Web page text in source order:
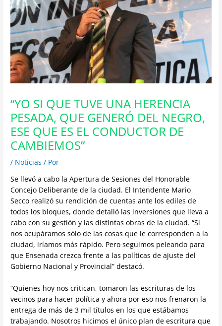
“YO SI QUE TUVE UNA HERENCIA
PESADA, QUE GENERÓ DEL NEGRO,
ESE QUE ES EL CONDUCTOR DE
CAMBIEMOS”
/ Noticias / Por
Se llevó a cabo la Apertura de Sesiones del Honorable
Concejo Deliberante de la ciudad. El Intendente Mario
Secco realizó su rendición de cuentas ante los ediles de
todos los bloques, donde detalló las inversiones que lleva a
cabo con su gestión y las distintas obras de la ciudad. “Si
nos ocupáramos sólo de las cosas que le corresponden a la
ciudad, iríamos más rápido. Pero seguimos peleando para
que Ensenada crezca frente a las políticas de ajuste del
Gobierno Nacional y Provincial” destacó.
“Quienes hoy nos critican, tomaron las escrituras de los
vecinos para hacer política y ahora por eso nos frenaron la
entrega de más de 3 mil títulos en los que estábamos
trabajando. Nosotros hicimos el único plan de escritura que